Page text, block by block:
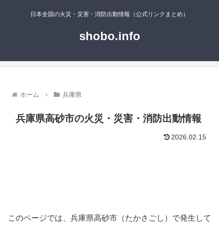
日本全国の火災・災害・消防出動情報（公式リンクまとめ）
shobo.info
ホーム 兵庫県
兵庫県高砂市の火災・災害・消防出動情報
2026.02.15
このページでは、兵庫県高砂市（たかさごし）で発生して